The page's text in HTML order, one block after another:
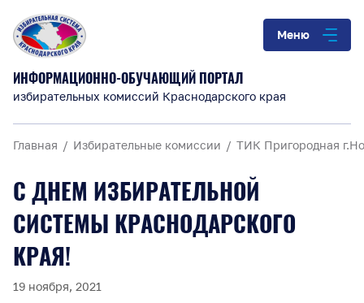
Меню
ИНФОРМАЦИОННО-ОБУЧАЮЩИЙ ПОРТАЛ
избирательных комиссий Краснодарского края
Главная Избирательные комиссии ТИК Пригородная
С ДНЕМ ИЗБИРАТЕЛЬНОЙ
СИСТЕМЫ КРАСНОДАРСКОГО
КРАЯ!
19 ноября, 2021